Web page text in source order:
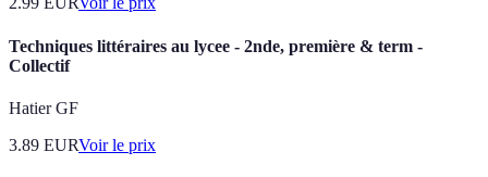
Techniques littéraires au lycee - 2nde, première & term -
Collectif
Hatier GF
3.89 EURVoir le prix